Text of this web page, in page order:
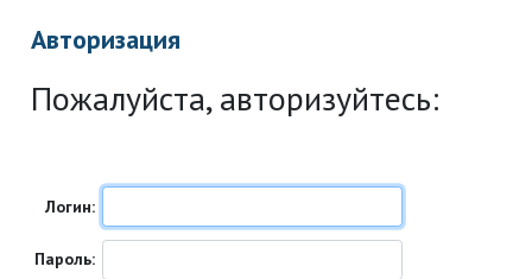
Авторизация
Пожалуйста, авторизуйтесь:
Логин:
Пароль: